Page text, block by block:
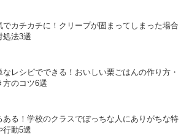
でカチカチに！クリープが固まってしまった場合
処法3選
なレシピでできる！おいしい栗ごはんの作り方・
方のコツ6選
ある！学校のクラスでぼっちな人にありがちな特
行動5選